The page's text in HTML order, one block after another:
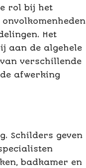
rol bij het
Het
aan de algehele
verschillende
afwerking
Schilders geven
badkamer en